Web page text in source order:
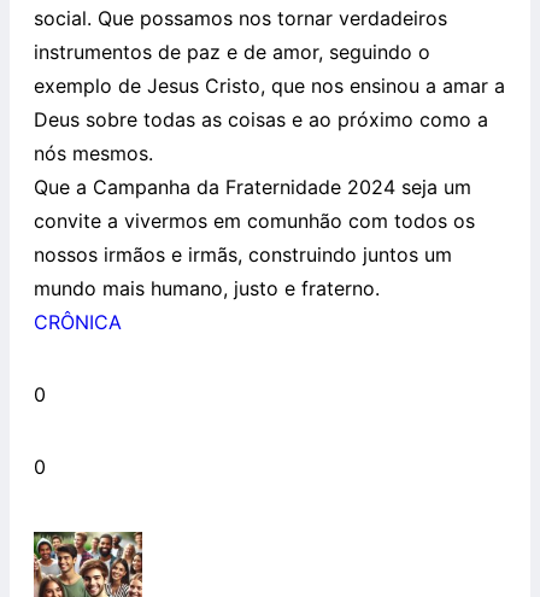
social. Que possamos nos tornar verdadeiros
instrumentos de paz e de amor, seguindo o
exemplo de Jesus Cristo, que nos ensinou a amar a
Deus sobre todas as coisas e ao próximo como a
nós mesmos.
Que a Campanha da Fraternidade 2024 seja um
convite a vivermos em comunhão com todos os
nossos irmãos e irmãs, construindo juntos um
mundo mais humano, justo e fraterno.
CRÔNICA
0
0